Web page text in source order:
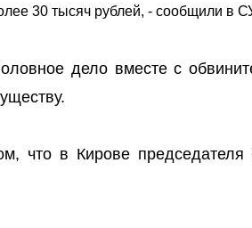
30 тысяч рублей, - сообщили в
дело вместе с
что в Кирове